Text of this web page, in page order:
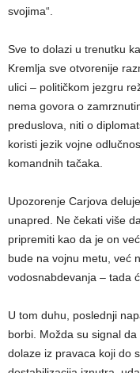
svojima“.
Sve to dolazi u trenutku
Kremlja sve otvorenije
ulici – političkom jezgru
nema govora o
preduslova, niti o
koristi jezik vojne
komandnih tačaka.
Upozorenje Carjova
unapred. Ne čekati više
pripremiti kao da je on
bude na vojnu metu, već
vodosnabdevanja – tada
U tom duhu, poslednji
borbi. Možda su signal
dolaze iz pravaca koji do